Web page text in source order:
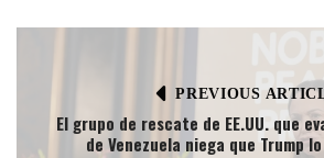
PREVIOUS
El grupo de rescate de EE.UU. que
de Venezuela niega que Trump